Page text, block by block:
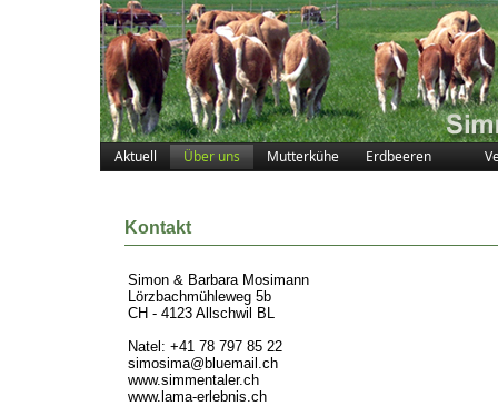
Aktuell Über uns Mutterkühe Erdbeeren
Kontakt
Simon & Barbara Mosimann
Lörzbachmühleweg 5b
CH - 4123 Allschwil BL
Natel: +41 78 797 85 22
simosima@bluemail.ch
www.simmentaler.ch
www.lama-erlebnis.ch